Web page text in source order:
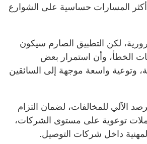
المسارات حساسية على الشوارع
لكن التطبيق الصارم سيكون
الخطأ، وأن استمرار بعض
وتوعية واسعة موجهة إلى السائقين
الآلي للمخالفات، لضمان التزام
توعوية على مستوى الشركات،
داخل شركات التوصيل.